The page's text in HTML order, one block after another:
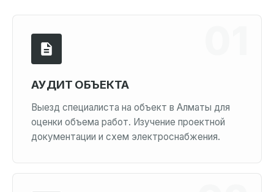
АУДИТ ОБЪЕКТА
Выезд специалиста на объект в Алматы для
оценки объема работ. Изучение проектной
документации и схем электроснабжения.